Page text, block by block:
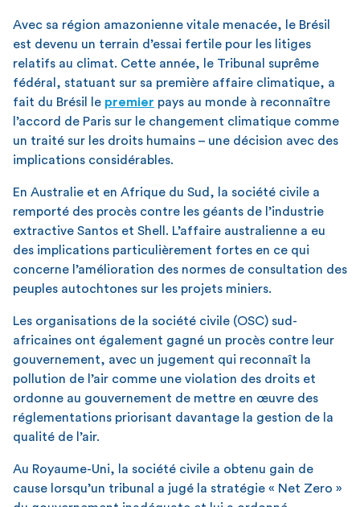
Avec sa région amazonienne vitale menacée, le Brésil
est devenu un terrain d’essai fertile pour les litiges
relatifs au climat. Cette année, le Tribunal suprême
fédéral, statuant sur sa première affaire climatique, a
fait du Brésil le premier pays au monde à reconnaître
l’accord de Paris sur le changement climatique comme
un traité sur les droits humains – une décision avec des
implications considérables.
En Australie et en Afrique du Sud, la société civile a
remporté des procès contre les géants de l’industrie
extractive Santos et Shell. L’affaire australienne a eu
des implications particulièrement fortes en ce qui
concerne l’amélioration des normes de consultation des
peuples autochtones sur les projets miniers.
Les organisations de la société civile (OSC) sud-
africaines ont également gagné un procès contre leur
gouvernement, avec un jugement qui reconnaît la
pollution de l’air comme une violation des droits et
ordonne au gouvernement de mettre en œuvre des
réglementations priorisant davantage la gestion de la
qualité de l’air.
Au Royaume-Uni, la société civile a obtenu gain de
cause lorsqu’un tribunal a jugé la stratégie « Net Zero »